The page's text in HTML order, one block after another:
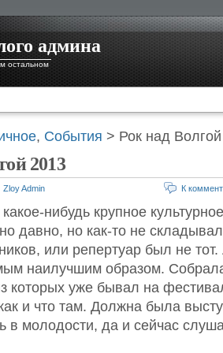
админа
остальном
, События > Рок над
2013
Zloy Admin К
нибудь крупное
давно, но как-то не
или репертуар был не тот.
наилучшим образом.
которых уже бывал на
и что там. Должна была
в молодости, да и сейчас